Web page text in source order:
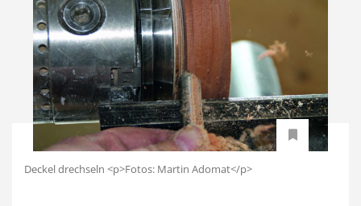
Deckel drechseln <p>Fotos: Martin Adomat</p>